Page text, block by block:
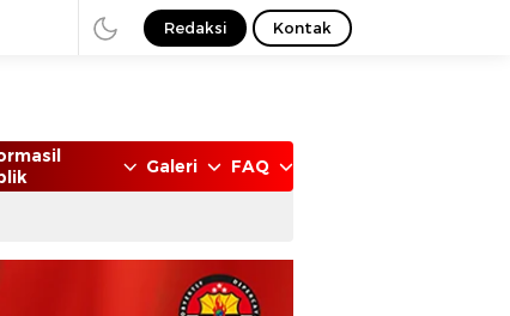
Redaksi Kontak
Galeri FAQ